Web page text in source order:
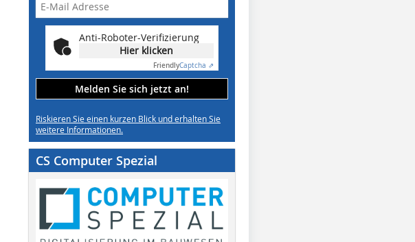
Anti-Roboter-Verifizierung
Hier klicken
FriendlyCaptcha ⇗
Melden Sie sich jetzt an!
Riskieren Sie einen kurzen Blick und erhalten Sie
weitere Informationen.
CS Computer Spezial